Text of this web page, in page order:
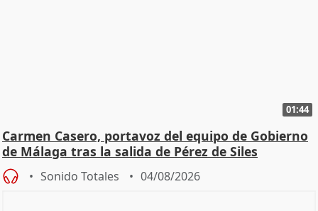
01:44
Carmen Casero, portavoz del equipo de Gobierno
de Málaga tras la salida de Pérez de Siles
Sonido Totales 04/08/2026